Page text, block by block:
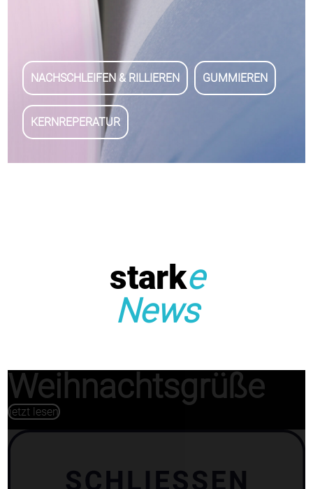
NACHSCHLEIFEN & RILLIEREN GUMMIEREN
KERNREPERATUR
starke
News
Weihnachtsgrüße
jetzt lesen